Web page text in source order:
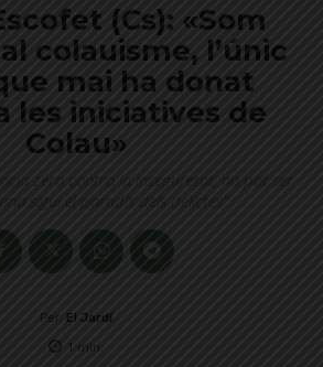
(Cs): «Som
colauisme, l’únic
mai ha donat
les iniciatives de
Colau»
zero contra la inseguretat, no pot ser
sigui el paradís dels delictes"
Per El Jardí
1 min.